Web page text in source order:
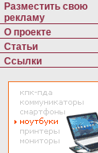
Разместить свою
рекламу
О проекте
Статьи
Ссылки